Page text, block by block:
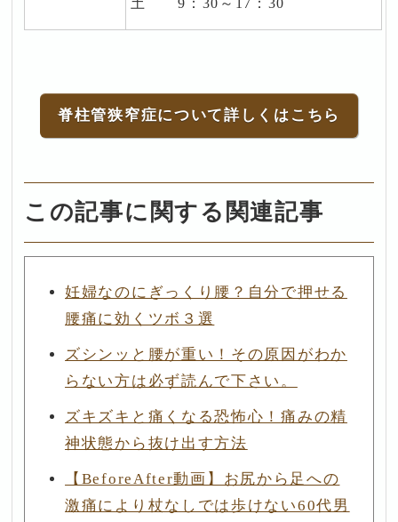
脊柱管狭窄症について詳しくはこちら
この記事に関する関連記事
妊婦なのにぎっくり腰？自分で押せる
腰痛に効くツボ３選
ズシンッと腰が重い！その原因がわか
らない方は必ず読んで下さい。
ズキズキと痛くなる恐怖心！痛みの精
神状態から抜け出す方法
【BeforeAfter動画】お尻から足への
激痛により杖なしでは歩けない60代男